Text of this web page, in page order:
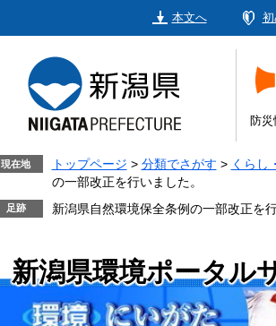
本文へ
防災
現在地 トップページ > 分類でさがす > くらし
の一部改正を行いました。
新潟県自然環境保全条例の一部改正を行
新潟県環境ポータル